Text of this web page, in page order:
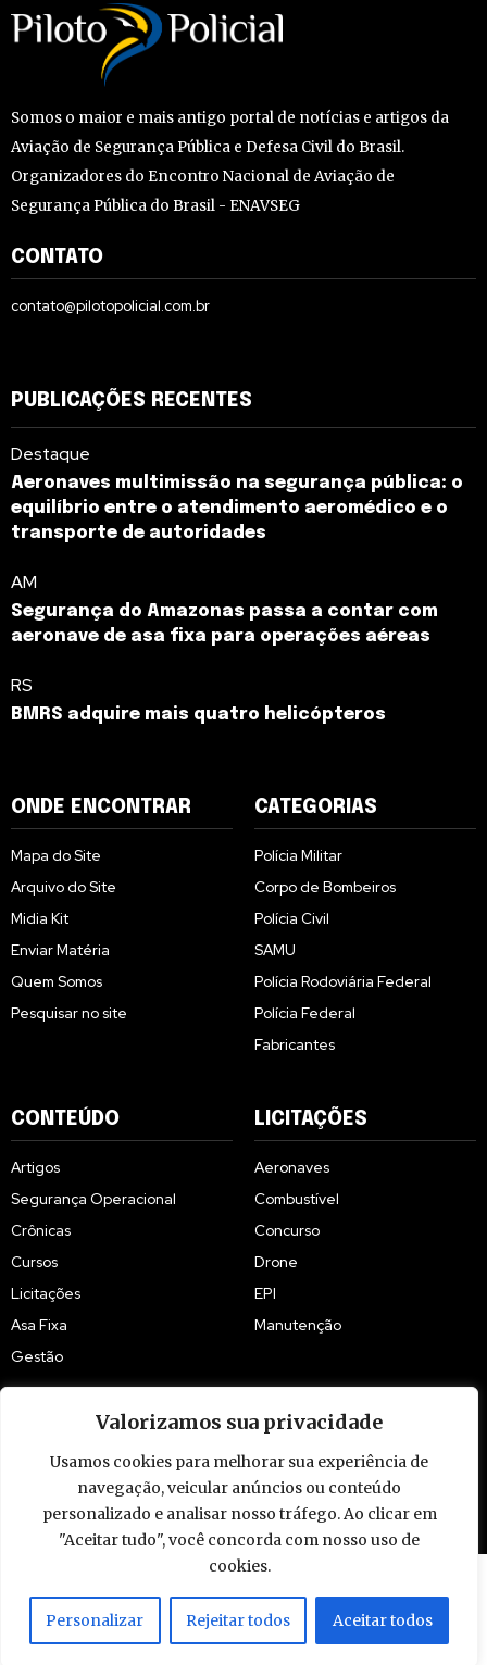
Valorizamos sua privacidade
Usamos cookies para melhorar sua experiência de
navegação, veicular anúncios ou conteúdo
personalizado e analisar nosso tráfego. Ao clicar em
"Aceitar tudo", você concorda com nosso uso de
cookies.
Personalizar Rejeitar todos Aceitar todos
Somos o maior e mais antigo portal de notícias e artigos da
Aviação de Segurança Pública e Defesa Civil do Brasil.
Organizadores do Encontro Nacional de Aviação de
Segurança Pública do Brasil - ENAVSEG
CONTATO
contato@pilotopolicial.com.br
PUBLICAÇÕES RECENTES
Destaque
Aeronaves multimissão na segurança pública: o
equilíbrio entre o atendimento aeromédico e o
transporte de autoridades
AM
Segurança do Amazonas passa a contar com
aeronave de asa fixa para operações aéreas
RS
BMRS adquire mais quatro helicópteros
ONDE ENCONTRAR
Mapa do Site
Arquivo do Site
Midia Kit
Enviar Matéria
Quem Somos
Pesquisar no site
CATEGORIAS
Polícia Militar
Corpo de Bombeiros
Polícia Civil
SAMU
Polícia Rodoviária Federal
Polícia Federal
Fabricantes
CONTEÚDO
Artigos
Segurança Operacional
Crônicas
Cursos
Licitações
Asa Fixa
Gestão
LICITAÇÕES
Aeronaves
Combustível
Concurso
Drone
EPI
Manutenção
© 2009 - 2026 Piloto Policial. Todos os direitos reservados. Brasil.